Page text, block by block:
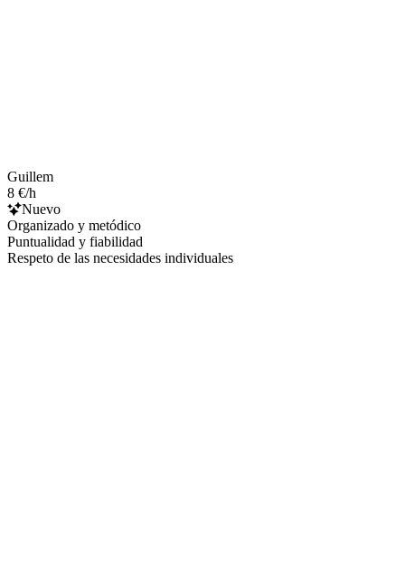
Guillem
8 €/h
Nuevo
Organizado y metódico
Puntualidad y fiabilidad
Respeto de las necesidades individuales